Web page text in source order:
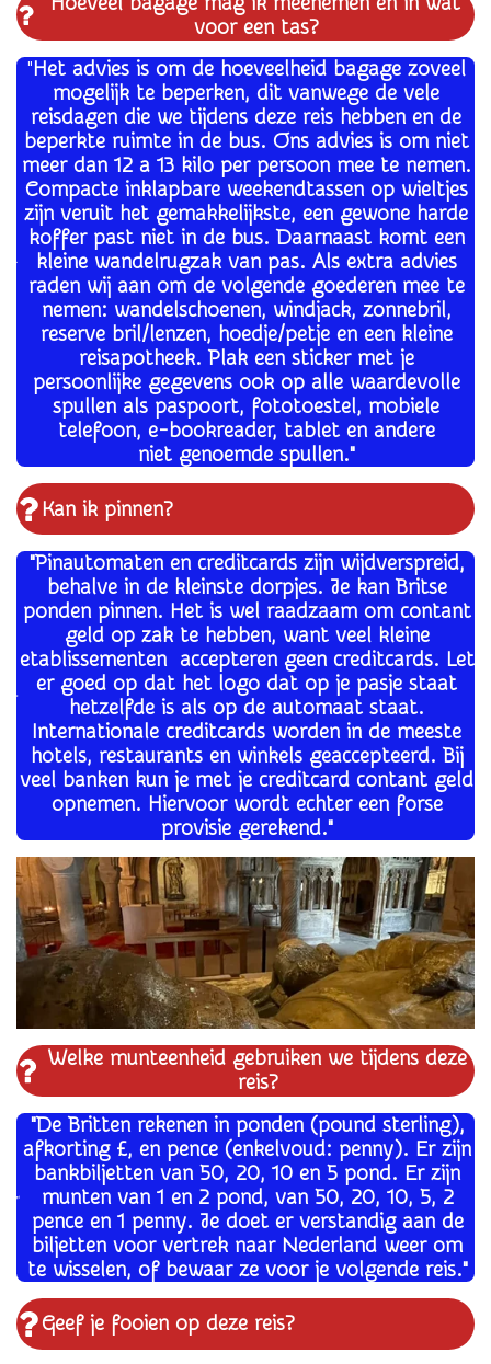
voor een tas?
"Het advies is om de hoeveelheid bagage zoveel
mogelijk te beperken, dit vanwege de vele
reisdagen die we tijdens deze reis hebben en de
beperkte ruimte in de bus. Ons advies is om niet
meer dan 12 a 13 kilo per persoon mee te nemen.
Compacte inklapbare weekendtassen op wieltjes
zijn veruit het gemakkelijkste, een gewone harde
koffer past niet in de bus. Daarnaast komt een
kleine wandelrugzak van pas. Als extra advies
raden wij aan om de volgende goederen mee te
nemen: wandelschoenen, windjack, zonnebril,
reserve bril/lenzen, hoedje/petje en een kleine
reisapotheek. Plak een sticker met je
persoonlijke gegevens ook op alle waardevolle
spullen als paspoort, fototoestel, mobiele
telefoon, e-bookreader, tablet en andere
niet genoemde spullen."
Kan ik pinnen?
"Pinautomaten en creditcards zijn wijdverspreid,
behalve in de kleinste dorpjes. Je kan Britse
ponden pinnen. Het is wel raadzaam om contant
geld op zak te hebben, want veel kleine
etablissementen accepteren geen creditcards. Let
er goed op dat het logo dat op je pasje staat
hetzelfde is als op de automaat staat.
Internationale creditcards worden in de meeste
hotels, restaurants en winkels geaccepteerd. Bij
veel banken kun je met je creditcard contant geld
opnemen. Hiervoor wordt echter een forse
provisie gerekend."
Welke munteenheid gebruiken we tijdens deze
reis?
"De Britten rekenen in ponden (pound sterling),
afkorting £, en pence (enkelvoud: penny). Er zijn
bankbiljetten van 50, 20, 10 en 5 pond. Er zijn
munten van 1 en 2 pond, van 50, 20, 10, 5, 2
pence en 1 penny. Je doet er verstandig aan de
biljetten voor vertrek naar Nederland weer om
te wisselen, of bewaar ze voor je volgende reis."
Geef je fooien op deze reis?